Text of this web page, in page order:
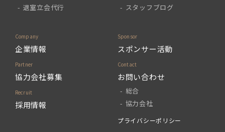
退室立会代行
スタッフブログ
企業情報
協力会社募集
採用情報
スポンサー活動
お問い合わせ
総合
協力会社
プライバシーポリシー